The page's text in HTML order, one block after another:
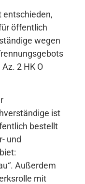
entschieden,
öffentlich
wegen
2 HK O
ist
bestellt
und
Außerdem
mit